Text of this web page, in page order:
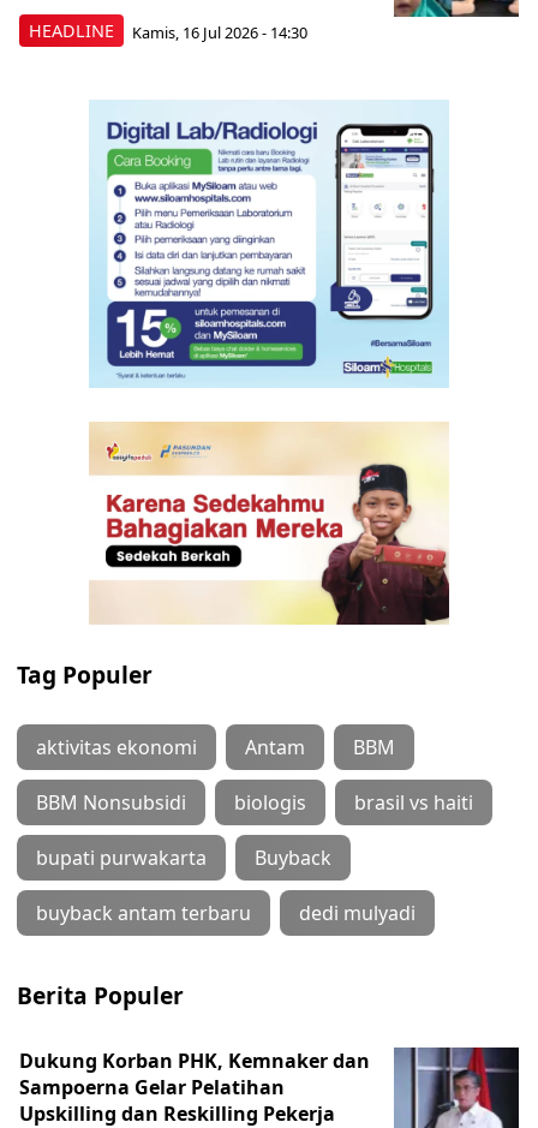
HEADLINE Kamis, 16 Jul 2026 - 14:30
Tag Populer
aktivitas ekonomi Antam BBM
BBM Nonsubsidi biologis brasil vs haiti
bupati purwakarta Buyback
buyback antam terbaru dedi mulyadi
Berita Populer
Dukung Korban PHK, Kemnaker dan
Sampoerna Gelar Pelatihan
Upskilling dan Reskilling Pekerja